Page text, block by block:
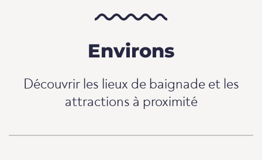
Environs
Découvrir les lieux de baignade et les
attractions à proximité